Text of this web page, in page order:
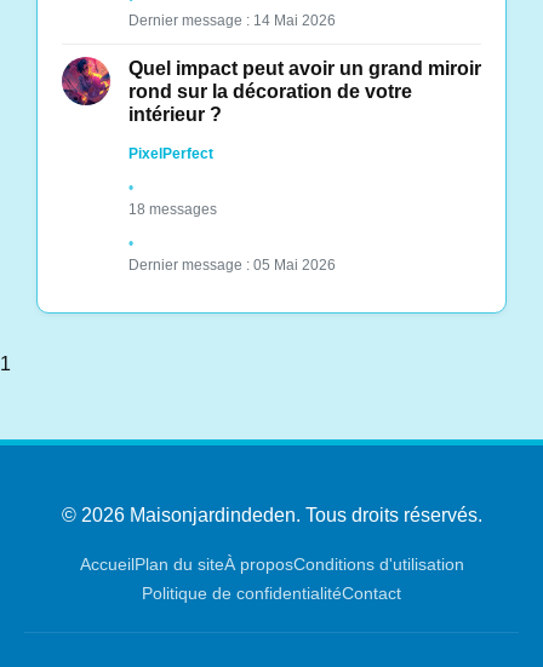
Dernier message : 14 Mai 2026
Quel impact peut avoir un grand miroir
rond sur la décoration de votre
intérieur ?
PixelPerfect
18 messages
Dernier message : 05 Mai 2026
1
© 2026 Maisonjardindeden. Tous droits réservés.
AccueilPlan du siteÀ proposConditions d'utilisation
Politique de confidentialitéContact